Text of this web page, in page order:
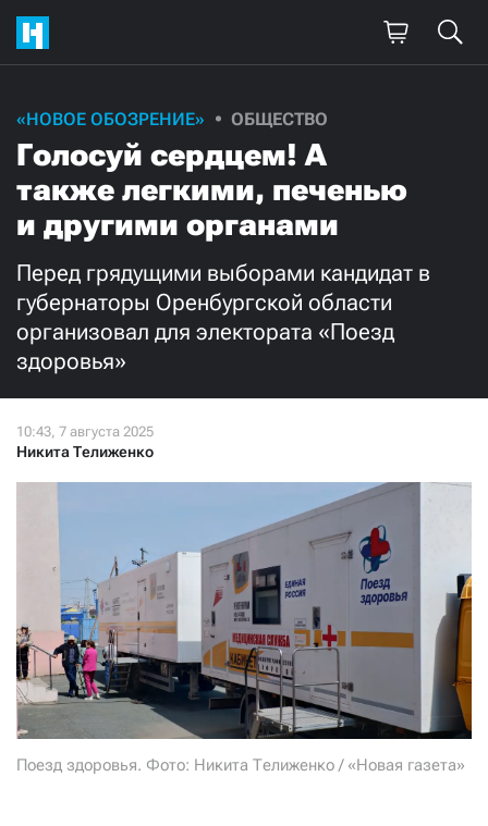
«НОВОЕ ОБОЗРЕНИЕ» ОБЩЕСТВО
Голосуй сердцем! А
также легкими, печенью
и другими органами
Перед грядущими выборами кандидат в
губернаторы Оренбургской области
организовал для электората «Поезд
здоровья»
Никита Телиженко
Поезд здоровья. Фото: Никита Телиженко / «Новая газета»
Поддержите
нашу работу!
Ежемесячно Разово
500 300
Нажимая кнопку «Стать соучастником»,
я принимаю условия
СТАТЬ СОУЧАСТНИКОМ
ПОДЕЛИТЬСЯ С ДРУЗЬЯМИ
Если у вас есть вопросы, пишите donate@novayagazeta.ru
звоните:
+7 (929) 612-03-68